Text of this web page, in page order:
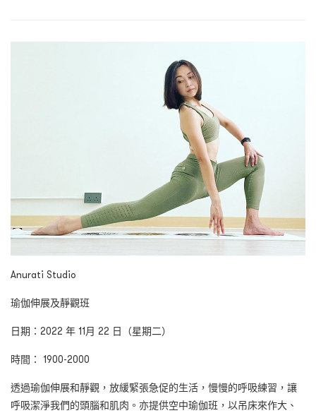
Anurati Studio
瑜伽伸展及靜觀班
日期：2022 年 11月 22 日（星期二）
時間： 1900-2000
透過瑜伽伸展和靜觀，放緩緊張急促的生活，慢慢的呼吸練習，讓
呼吸潔淨我們的頭腦和肌肉。亦提供空中瑜伽班，以吊床來作大、